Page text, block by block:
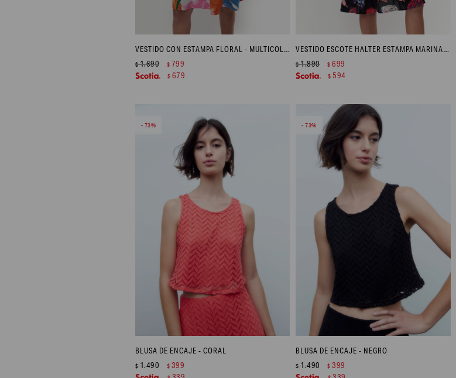
VESTIDO CON ESTAMPA FLORAL - MULTICOLOR
$1.690 $ 799
$ 679
VESTIDO ESCOTE HALTER ESTAMPA MARINA - AZUL MARINO
$1.890 $ 699
$ 594
73
BLUSA DE ENCAJE - CORAL
$1.490 $ 399
73
BLUSA DE ENCAJE - NEGRO
$1.490 $ 399